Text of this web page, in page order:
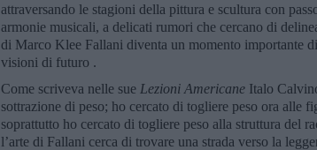
attraversando le stagioni della pittura e scultura con
armonie musicali, a delicati rumori che cercano di
di Marco Klee Fallani diventa un momento importante
visioni di futuro .
Come scriveva nelle sue Lezioni Americane Italo
sottrazione di peso; ho cercato di togliere peso ora alle
soprattutto ho cercato di togliere peso alla struttura del
l’arte di Fallani cerca di trovare una strada verso la